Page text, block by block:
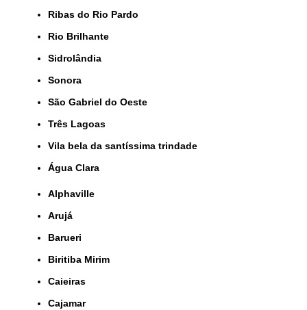
Ribas do Rio Pardo
Rio Brilhante
Sidrolândia
Sonora
São Gabriel do Oeste
Três Lagoas
Vila bela da santíssima trindade
Água Clara
Alphaville
Arujá
Barueri
Biritiba Mirim
Caieiras
Cajamar